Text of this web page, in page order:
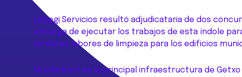
Urbegi Servicios resultó adjudicataria de dos
encarga de ejecutar los trabajos de esta índole
similares labores de limpieza para los edificios
Muxikebarri es la principal infraestructura de